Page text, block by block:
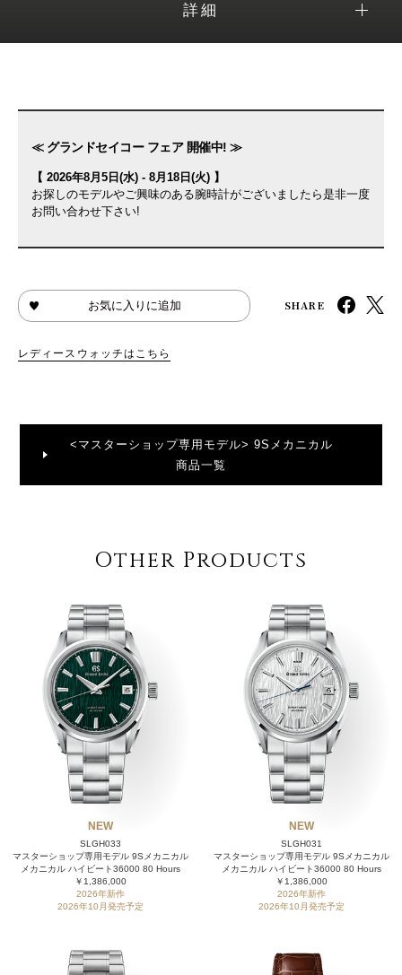
詳細
≪ グランドセイコー フェア 開催中! ≫
【 2026年8月5日(水) - 8月18日(火) 】
お探しのモデルやご興味のある腕時計がございましたら是非一度
お問い合わせ下さい!
お気に入りに追加 SHARE
レディースウォッチはこちら
<マスターショップ専用モデル> 9Sメカニカル
商品一覧
Other Products
NEW
SLGH033
マスターショップ専用モデル 9Sメカニカル
メカニカル ハイビート36000 80 Hours
￥1,386,000
2026年新作
2026年10月発売予定
NEW
SLGH031
マスターショップ専用モデル 9Sメカニカル
メカニカル ハイビート36000 80 Hours
￥1,386,000
2026年新作
2026年10月発売予定